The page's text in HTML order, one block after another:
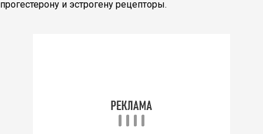
прогестерону и эстрогену рецепторы.